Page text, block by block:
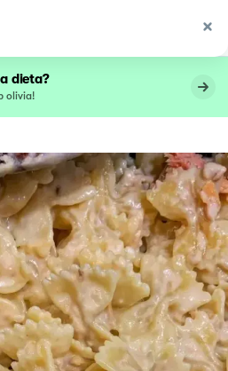
dieta?
olivia!